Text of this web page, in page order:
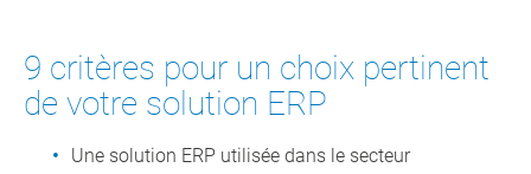
9 critères pour un choix pertinent
de votre solution ERP
Une solution ERP utilisée dans le secteur